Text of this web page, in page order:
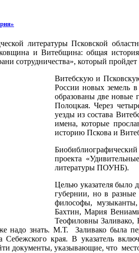
литературы Псковской
и Витебщина: общая
сотрудничества», который
Витебскую и
России новых земель в
образованы две новые
Полоцкая. Через
уезды из состава
имена, которые
историю Пскова и
проекта
литературы ПОУНБ).
Целью указателя было
губернии, но в
философы,
Бахтин, Мария
Теофиловны Заливако,
надо знать. М.Т. Заливако была
Себежского края. В указатель
документы, указывающие, что